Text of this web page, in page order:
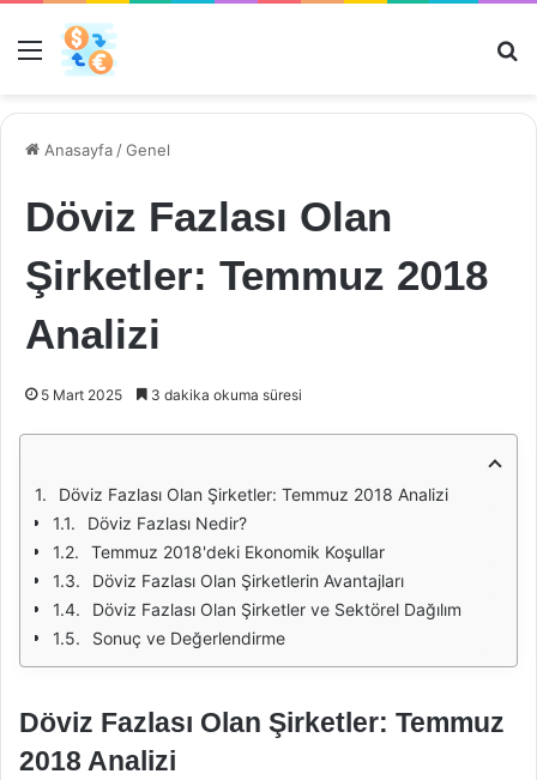
Menü
Anasayfa /Genel
Döviz Fazlası Olan
Şirketler: Temmuz 2018
Analizi
5 Mart 2025 3 dakika okuma süresi
Döviz Fazlası Olan Şirketler: Temmuz 2018 Analizi
Döviz Fazlası Nedir?
Temmuz 2018'deki Ekonomik Koşullar
Döviz Fazlası Olan Şirketlerin Avantajları
Döviz Fazlası Olan Şirketler ve Sektörel Dağılım
Sonuç ve Değerlendirme
Döviz Fazlası Olan Şirketler: Temmuz
2018 Analizi